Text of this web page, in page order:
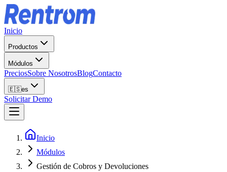
Inicio
Productos
Módulos
PreciosSobre NosotrosBlogContacto
🇪🇸es
Solicitar Demo
Inicio
Módulos
Gestión de Cobros y Devoluciones